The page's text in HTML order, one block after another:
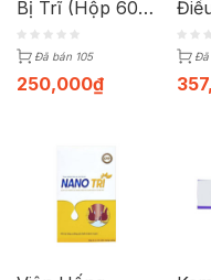
Bị Trĩ (Hộp 60
Viên)
Đã bán 105
250,000₫
37g
Đã